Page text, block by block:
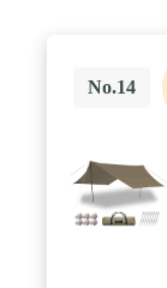
せんので、
ません。" /
ープ＆ハト
せ、天候や
ンジでき
角形に改良
と場所によ
さを確保で
ご利用で
TC素材に
継ぎ目から
No.14